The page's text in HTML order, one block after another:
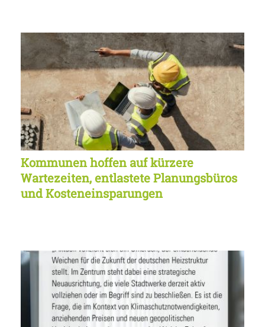
Kommunen hoffen auf kürzere
Wartezeiten, entlastete Planungsbüros
und Kosteneinsparungen